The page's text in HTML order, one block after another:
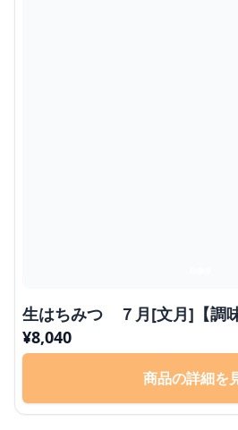
生はちみつ ７月[文月]【調味
¥8,040
商品の詳細を